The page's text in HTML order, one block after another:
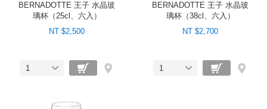
BERNADOTTE 王子 水晶玻
璃杯（25cl、六入）
NT $2,500
1
BERNADOTTE 王子 水晶玻
璃杯（38cl、六入）
NT $2,700
1